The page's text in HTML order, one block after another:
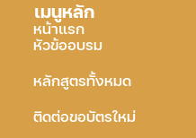
เมนูหลัก
หน้าแรก
หัวข้ออบรม
หลักสูตรทั้งหมด
ติดต่อขอบัตรใหม่